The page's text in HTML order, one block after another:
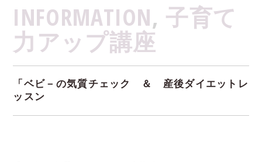
INFORMATION, 子育て
力アップ講座
「ベビ－の気質チェック ＆ 産後ダイエットレ
ッスン